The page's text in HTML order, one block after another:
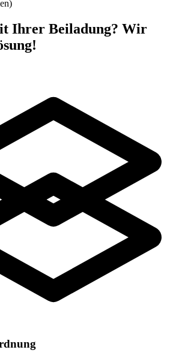
Ihrer Beiladung? Wir